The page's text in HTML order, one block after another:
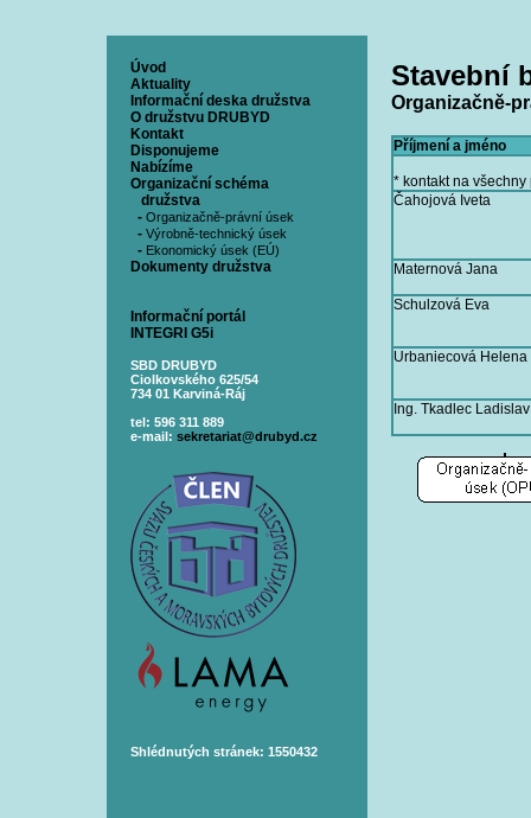
Úvod
Aktuality
Informační deska družstva
O družstvu DRUBYD
Kontakt
Disponujeme
Nabízíme
Organizační schéma
družstva
- Organizačně-právní úsek
- Výrobně-technický úsek
- Ekonomický úsek (EÚ)
Dokumenty družstva
Informační portál
INTEGRI G5i
SBD DRUBYD
Ciolkovského 625/54
734 01 Karviná-Ráj
tel: 596 311 889
e-mail: sekretariat@drubyd.cz
Shlédnutých stránek: 1550432
Stavební
Organizačně-
Příjmení a jméno
* kontakt na
Čahojová Iveta
Maternová Jana
Schulzová Eva
Urbaniecová Helena
Ing. Tkadlec Ladislav